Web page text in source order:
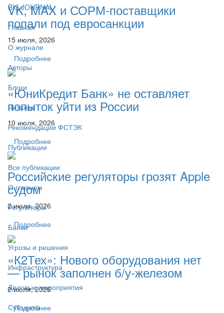
BIS JOURNAL
Главная
О журнале
Авторы
Блоги
Читалка
Рекомендации ФСТЭК
Публикации
Все публикации
О главном
Регуляторы
Банки
Угрозы и решения
Инфраструктура
Деловые мероприятия
Субъекты
VK, MAX и СОРМ-поставщики
попали под евросанкции
15 июля, 2026
Подробнее
«ЮниКредит Банк» не оставляет
попыток уйти из России
10 июля, 2026
Подробнее
Российские регуляторы грозят Apple
судом
2 июля, 2026
Подробнее
«К2Тех»: Нового оборудования нет
— рынок заполнен б/у-железом
2 июля, 2026
Подробнее